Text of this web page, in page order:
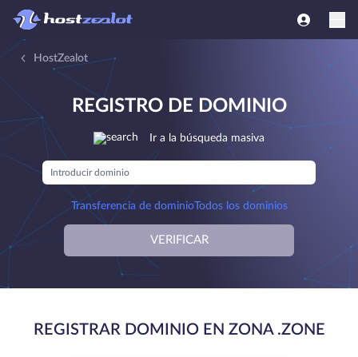
HostZealot
REGISTRO DE DOMINIO
Ir a la búsqueda masiva
Transferencia de dominioTodos los dominios
VERIFICAR
REGISTRAR DOMINIO EN ZONA .ZONE